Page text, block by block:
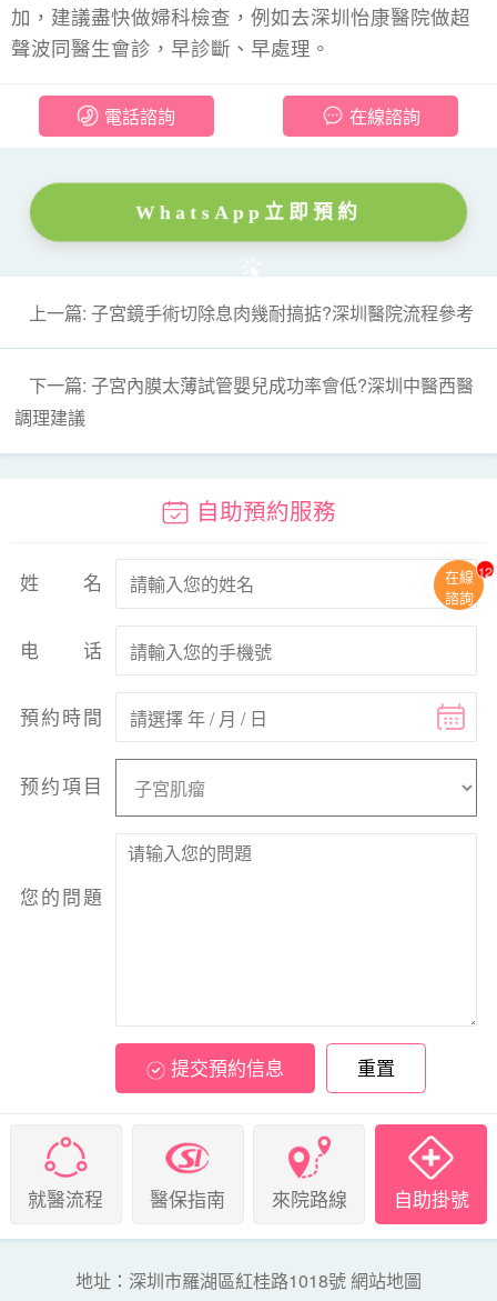
加，建議盡快做婦科檢查，例如去深圳怡康醫院做超
聲波同醫生會診，早診斷、早處理。
電話諮詢 在線諮詢
WhatsApp立即預約
上一篇: 子宮鏡手術切除息肉幾耐搞掂?深圳醫院流程參考
下一篇: 子宮內膜太薄試管嬰兒成功率會低?深圳中醫西醫
調理建議
自助預約服務
姓名
电话
預約時間
预约項目
您的問題
提交預約信息 重置
就醫流程 醫保指南 來院路線 自助掛號
地址：深圳市羅湖區紅桂路1018號網站地圖
在線
諮詢
11